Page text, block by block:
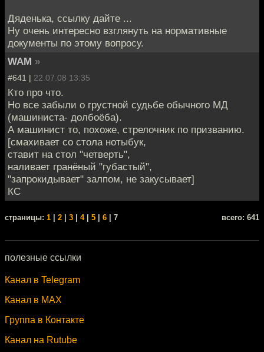
Дяденька, ссылку дайте ...
Ну очень интересно взглянуть на нормативные
документы по этому вопросу.
WAM »
#641 | 22.07.08 13:35
Кто про что.
Но все забыли о грустной судьбе обычного МД
(машиниста- долбоёба).
А машинист то, похоже, стрелочник по призванию.
[смахивает со стола нотыбук,
ставит на стол "четверть",
наливает гранёный "губастый",
"запрокидывает" залпом, не закусывает]
КС
cтраницы: 1 | 2 | 3 | 4| 5 | 6 | 7 всего: 641
полезные ссылки
Канал в Telegram
Канал в MAX
Группа в Контакте
Канал на Rutube